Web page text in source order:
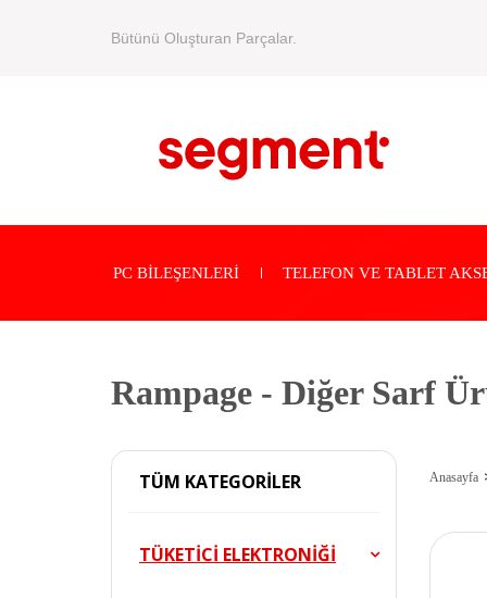
Bütünü Oluşturan Parçalar.
PC BİLEŞENLERİ TELEFON VE TABLET
Rampage - Diğer Sarf
TÜM KATEGORİLER
TÜKETİCİ ELEKTRONİĞİ
Anasayfa